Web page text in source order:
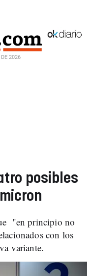
2026
posibles
"en principio no
con los
variante.